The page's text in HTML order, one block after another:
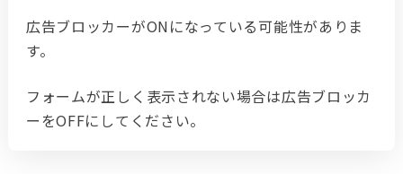
広告ブロッカーがONになっている可能性がありま
す。
フォームが正しく表示されない場合は広告ブロッカ
ーをOFFにしてください。